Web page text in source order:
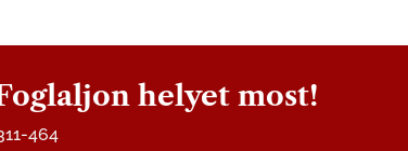
helyet most!
464